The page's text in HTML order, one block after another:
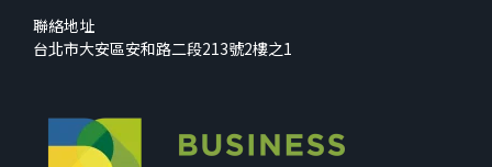
聯絡地址
台北市大安區安和路二段213號2樓之1